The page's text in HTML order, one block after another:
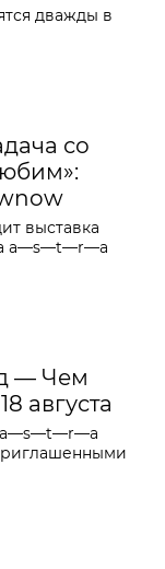
дважды в
со
выставка
a—s—t—r—a
— Чем
августа
a—s—t—r—a